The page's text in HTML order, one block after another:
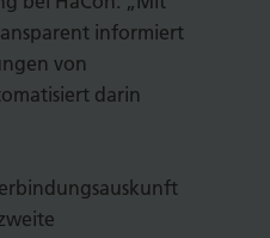
informiert
von
darin